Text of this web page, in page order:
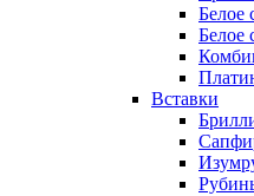
Белое
Белое
Вставки